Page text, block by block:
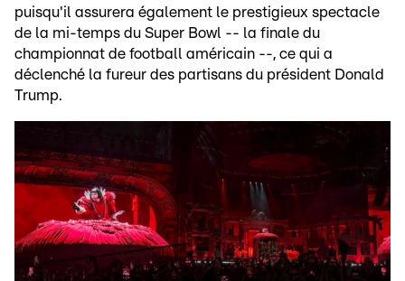
puisqu'il assurera également le prestigieux spectacle
de la mi-temps du Super Bowl -- la finale du
championnat de football américain --, ce qui a
déclenché la fureur des partisans du président Donald
Trump.